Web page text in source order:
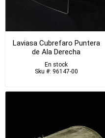
Laviasa Cubrefaro Puntera
de Ala Derecha
En stock
Sku #: 96147-00